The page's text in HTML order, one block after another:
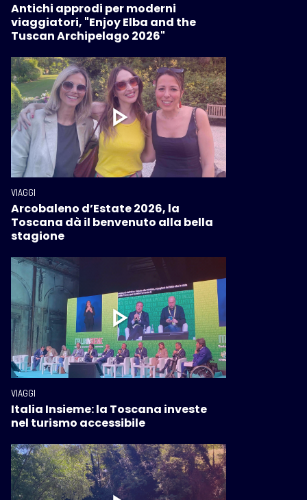
Antichi approdi per moderni
viaggiatori, "Enjoy Elba and the
Tuscan Archipelago 2026"
VIAGGI
Arcobaleno d’Estate 2026, la
Toscana dà il benvenuto alla bella
stagione
VIAGGI
Italia Insieme: la Toscana investe
nel turismo accessibile